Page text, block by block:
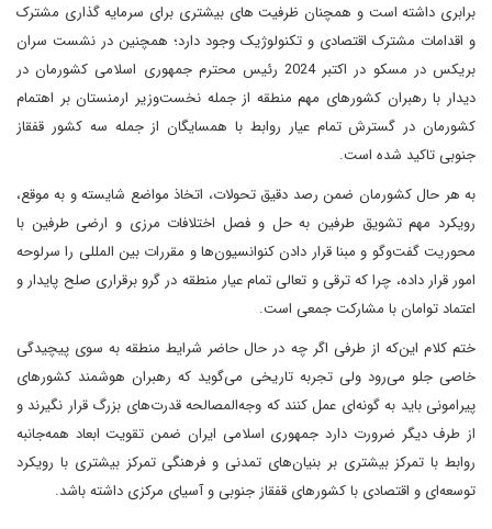
برابری داشته است و همچنان ظرفیت های بیشتری برای سرمایه گذاری مشترک
و اقدامات مشترک اقتصادی و تکنولوژیک وجود دارد؛ همچنین در نشست سران
بریکس در مسکو در اکتبر 2024 رئیس محترم جمهوری اسلامی کشورمان در
دیدار با رهبران کشورهای مهم منطقه از جمله نخست‌وزیر ارمنستان بر اهتمام
کشورمان در گسترش تمام عیار روابط با همسایگان از جمله سه کشور قفقاز
جنوبی تاکید شده است.
به هر حال کشورمان ضمن رصد دقیق تحولات، اتخاذ مواضع شایسته و به موقع،
رویکرد مهم تشویق طرفین به حل و فصل اختلافات مرزی و ارضی طرفین با
محوریت گفت‌وگو و مبنا قرار دادن کنوانسیون‌ها و مقررات بین المللی را سرلوحه
امور قرار داده، چرا که ترقی و تعالی تمام عیار منطقه در گرو برقراری صلح پایدار و
اعتماد توامان با مشارکت جمعی است.
ختم کلام این‌که از طرفی اگر چه در حال حاضر شرایط منطقه به سوی پیچیدگی
خاصی جلو می‌رود ولی تجربه تاریخی می‌گوید که رهبران هوشمند کشورهای
پیرامونی باید به گونه‌ای عمل کنند که وجه‌المصالحه قدرت‌های بزرگ قرار نگیرند و
از طرف دیگر ضرورت دارد جمهوری اسلامی ایران ضمن تقویت ابعاد همه‌جانبه
روابط با تمرکز بیشتری بر بنیان‌های تمدنی و فرهنگی تمرکز بیشتری با رویکرد
توسعه‌ای و اقتصادی با کشورهای قفقاز جنوبی و آسیای مرکزی داشته باشد.